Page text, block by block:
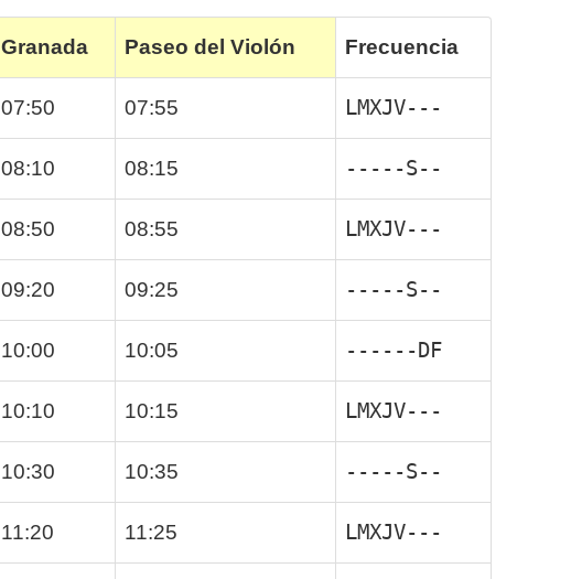
Granada Paseo del Violón Frecuencia
07:50 07:55 LMXJV---
08:10 08:15 -----S--
08:50 08:55 LMXJV---
09:20 09:25 -----S--
10:00 10:05 ------DF
10:10 10:15 LMXJV---
10:30 10:35 -----S--
11:20 11:25 LMXJV---